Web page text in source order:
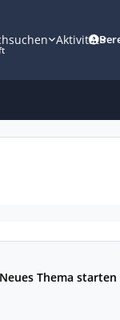
Aktivität
Neues Thema starten